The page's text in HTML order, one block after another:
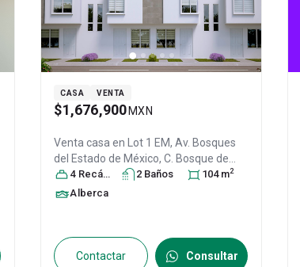
CASA VENTA
$1,676,900 MXN
Venta casa en
Lot 1 EM, Av. Bosques
del Estado de México, C. Bosque de
Chapultepec esq, SM II, Los Heroes
Tecamac,, Col. Los Héroes Tecámac II,
4 Recámara s 2 Baños 104 m2
Alberca
Contactar Consultar